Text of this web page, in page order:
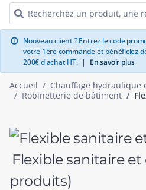
info Nouveau client ? Entrez le code
votre 1ère commande et bénéficiez
200€ d'achat HT. | En savoir plus
Accueil
Chauffage hydraulique
Robinetterie de bâtiment
Flexible sanitaire
produits)